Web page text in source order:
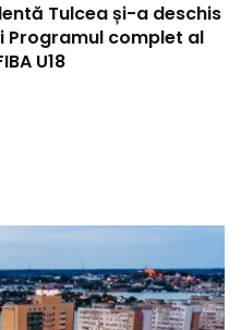
Tulcea și-a deschis
Programul complet al
U18